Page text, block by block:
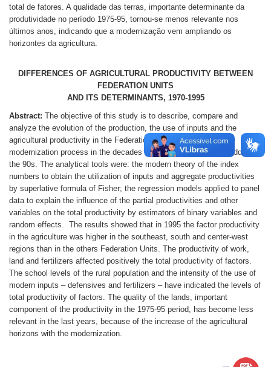
total de fatores. A qualidade das terras, importante determinante da
produtividade no período 1975-95, tornou-se menos relevante nos
últimos anos, indicando que a modernização vem ampliando os
horizontes da agricultura.
DIFFERENCES OF AGRICULTURAL PRODUCTIVITY BETWEEN
FEDERATION UNITS
AND ITS DETERMINANTS, 1970-1995
Abstract: The objective of this study is to describe, compare and
analyze the evolution of the production, the use of inputs and the
agricultural productivity in the Federation Units, deriving from the
modernization process in the decades of 70, 80 decades and middles of
the 90s. The analytical tools were: the modern theory of the index
numbers to obtain the utilization of inputs and aggregate productivities
by superlative formula of Fisher; the regression models applied to panel
data to explain the influence of the partial productivities and other
variables on the total productivity by estimators of binary variables and
random effects. The results showed that in 1995 the factor productivity
in the agriculture was higher in the southeast, south and center-west
regions than in the others Federation Units. The productivity of work,
land and fertilizers affected positively the total productivity of factors.
The school levels of the rural population and the intensity of the use of
modern inputs – defensives and fertilizers – have indicated the levels of
total productivity of factors. The quality of the lands, important
component of the productivity in the 1975-95 period, has become less
relevant in the last years, because of the increase of the agricultural
horizons with the modernization.